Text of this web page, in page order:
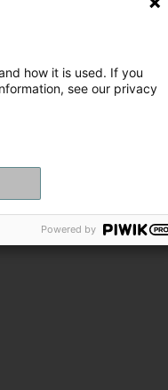
how it is used. If you
see our privacy
Powered by